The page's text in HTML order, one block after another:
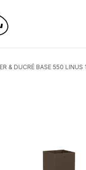
& DUCRÉ BASE 550